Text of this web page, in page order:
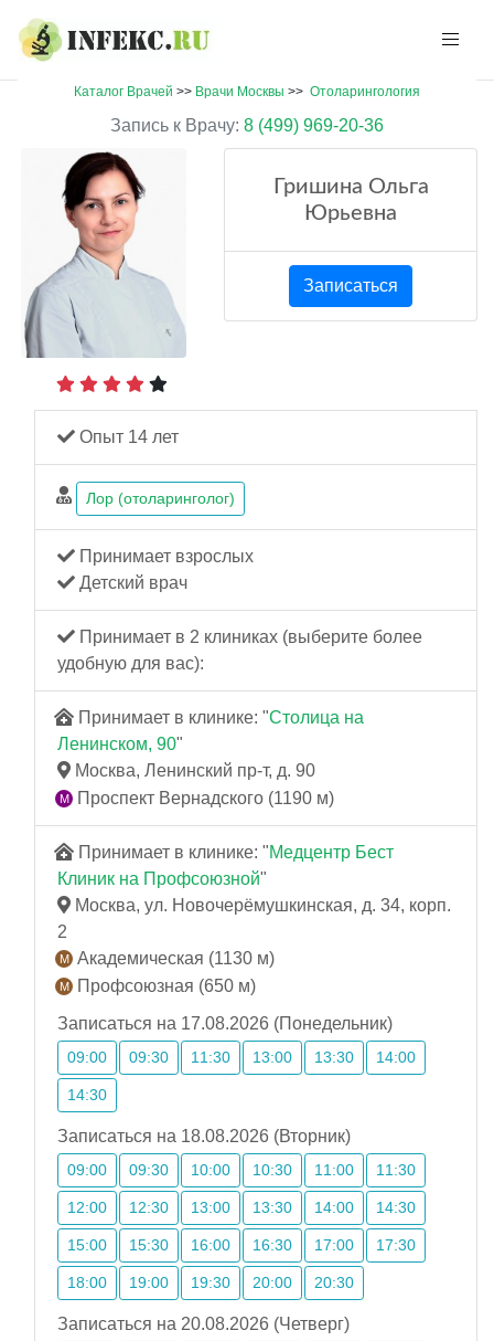
Каталог Врачей >> Врачи Москвы >> Отоларингология
Запись к Врачу: 8 (499) 969-20-36
Гришина Ольга
Юрьевна
Записаться
Опыт 14 лет
Лор (отоларинголог)
Принимает взрослых
Детский врач
Принимает в 2 клиниках (выберите более
удобную для вас):
Принимает в клинике: "Столица на
Ленинском, 90"
Москва, Ленинский пр-т, д. 90
Проспект Вернадского (1190 м)
Принимает в клинике: "Медцентр Бест
Клиник на Профсоюзной"
Москва, ул. Новочерёмушкинская, д. 34, корп.
2
Академическая (1130 м)
Профсоюзная (650 м)
Записаться на 17.08.2026 (Понедельник)
09:00 09:30 11:30 13:00 13:30 14:00
14:30
Записаться на 18.08.2026 (Вторник)
09:00 09:30 10:00 10:30 11:00 11:30
12:00 12:30 13:00 13:30 14:00 14:30
15:00 15:30 16:00 16:30 17:00 17:30
18:00 19:00 19:30 20:00 20:30
Записаться на 20.08.2026 (Четверг)